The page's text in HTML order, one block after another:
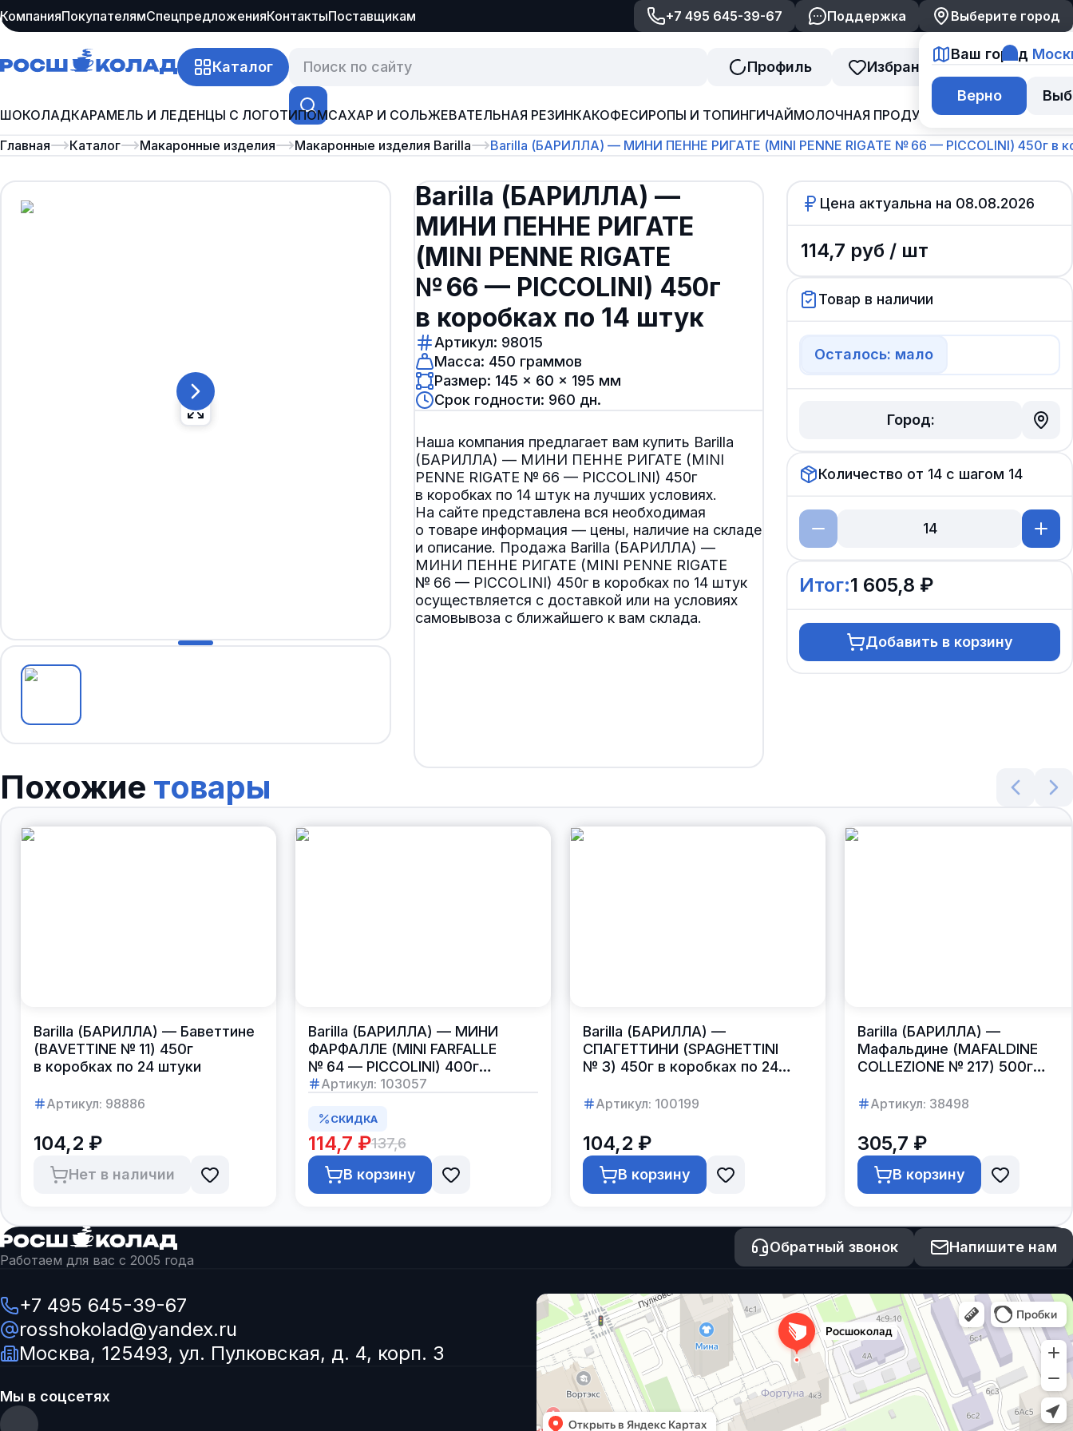
КомпанияПокупателямСпецпредложенияКонтактыПоставщикам +7 495 645-39-67 Поддержка Выберите город
Ваш город
Верно
Каталог Профиль Избранное Корзина
ШОКОЛАДКАРАМЕЛЬ И ЛЕДЕНЦЫ С ЛОГОТИПОМСАХАР И СОЛЬЖЕВАТЕЛЬНАЯ РЕЗИНКАКОФЕСИРОПЫ И ТОПИНГИЧАЙМОЛОЧНАЯ ПРОДУКЦИЯДЖЕМ И
Главная
Каталог Макаронные изделия Макаронные изделия Barilla Barilla (БАРИЛЛА) — МИНИ ПЕННЕ РИГАТЕ (MINI PENNE RIGATE № 66 — PICCOLINI) 450г в
Barilla (БАРИЛЛА) —
МИНИ ПЕННЕ РИГАТЕ
(MINI PENNE RIGATE
№ 66 — PICCOLINI) 450г
в коробках по 14 штук
Артикул: 98015
Масса: 450 граммов
Размер: 145 × 60 × 195 мм
Срок годности: 960 дн.
Наша компания предлагает вам купить Barilla
(БАРИЛЛА) — МИНИ ПЕННЕ РИГАТЕ (MINI
PENNE RIGATE № 66 — PICCOLINI) 450г
в коробках по 14 штук на лучших условиях.
На сайте представлена вся необходимая
о товаре информация — цены, наличие на складе
и описание. Продажа Barilla (БАРИЛЛА) —
МИНИ ПЕННЕ РИГАТЕ (MINI PENNE RIGATE
№ 66 — PICCOLINI) 450г в коробках по 14 штук
осуществляется с доставкой или на условиях
самовывоза с ближайшего к вам склада.
Цена актуальна на 08.08.2026
114,7 руб / шт
Товар в наличии
Осталось: мало
Город:
Количество от 14 с шагом 14
Итог:1 605,8 ₽
Добавить в корзину
Похожие товары
Barilla (БАРИЛЛА) — Баветтине
(BAVETTINE № 11) 450г
в коробках по 24 штуки
Артикул: 98886
104,2 ₽
Нет в наличии
Barilla (БАРИЛЛА) — МИНИ
ФАРФАЛЛЕ (MINI FARFALLE
№ 64 — PICCOLINI) 400г
в коробках по 14 штук
Артикул: 103057
СКИДКА
114,7 ₽137,6
В корзину
Barilla (БАРИЛЛА) —
СПАГЕТТИНИ (SPAGHETTINI
№ 3) 450г в коробках по 24
Артикул: 100199
104,2 ₽
В корзину
Barilla (БАРИЛЛА) —
Мафальдине (MAFALDINE
COLLEZIONE № 217) 500г
Артикул: 38498
305,7 ₽
В корзину
Работаем для вас с 2005 года
Обратный звонок Напишите нам
+7 495 645-39-67
rosshokolad@yandex.ru
Москва, 125493, ул. Пулковская, д. 4, корп. 3
Мы в соцсетях